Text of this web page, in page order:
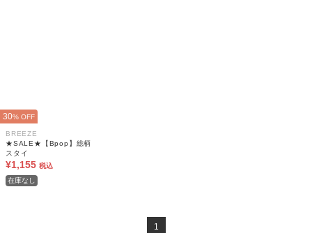
30% OFF
BREEZE
★SALE★【Bpop】総柄
スタイ
¥1,155 税込
在庫なし
1